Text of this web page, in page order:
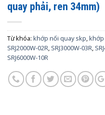
quay phải, ren 34mm)
Từ khóa: khớp nối quay skp,khớp
SRJ2000W-02R, SRJ3000W-03R,
SRJ6000W-10R